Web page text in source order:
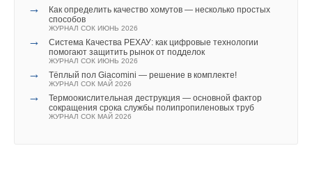
→
Как определить качество хомутов — несколько простых
способов
ЖУРНАЛ СОК ИЮНЬ 2026
→
Система Качества РЕХАУ: как цифровые технологии
помогают защитить рынок от подделок
ЖУРНАЛ СОК ИЮНЬ 2026
→ Тёплый пол Giacomini — решение в комплекте!
ЖУРНАЛ СОК МАЙ 2026
→
Термоокислительная деструкция — основной фактор
сокращения срока службы полипропиленовых труб
ЖУРНАЛ СОК МАЙ 2026
именно из-за сложности и ответственности монтажа, а не
только в связи с относительной дороговизной самой медной
трубы и фитингов, трубопроводы, смонтированные на
медных фитингах под пайку, не находят в настоящий
момент широкого применения на постсоветском
пространстве.
В той же Германии бытовые трубопроводы из меди намного